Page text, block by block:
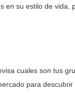
en su estilo de vida,
cuales son tus
para descubrir